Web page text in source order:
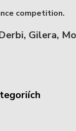
competition.
Gilera,